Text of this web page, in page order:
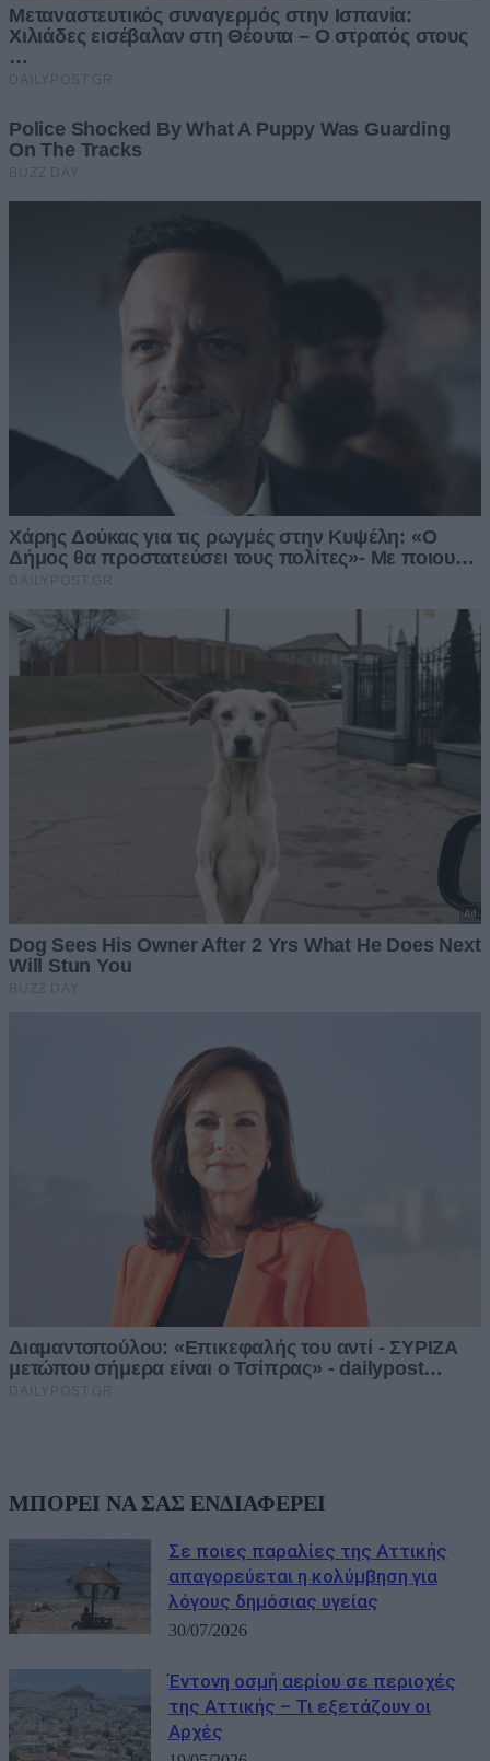
ΜΠΟΡΕΙ ΝΑ ΣΑΣ ΕΝΔΙΑΦΕΡΕΙ
Σε ποιες παραλίες της Αττικής
απαγορεύεται η κολύμβηση για
λόγους δημόσιας υγείας
30/07/2026
Έντονη οσμή αερίου σε περιοχές
της Αττικής – Τι εξετάζουν οι
Αρχές